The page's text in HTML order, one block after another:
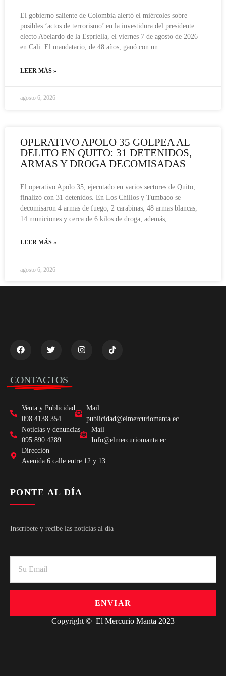
El gobierno saliente de Colombia alertó el miércoles sobre
posibles ‘actos de terrorismo’ en la investidura del presidente
electo Abelardo de la Espriella, el viernes 7 de agosto de 2026
en Cali. El mandatario, de 48 años, ganó con un
LEER MÁS »
agosto 6, 2026
OPERATIVO APOLO 35 GOLPEA AL
DELITO EN QUITO: 31 DETENIDOS,
ARMAS Y DROGA DECOMISADAS
El operativo Apolo 35, ejecutado en varios sectores de Quito,
finalizó con 31 detenidos. En Los Chillos y Tumbaco se
decomisaron 4 armas de fuego, 2 carabinas, 48 armas blancas,
14 municiones y cerca de 6 kilos de droga; además,
LEER MÁS »
agosto 6, 2026
CONTACTOS
Venta y Publicidad
098 4138 354
Mail
publicidad@elmercuriomanta.ec
Noticias y denuncias
095 890 4289
Mail
Info@elmercuriomanta.ec
Dirección
Avenida 6 calle entre 12 y 13
PONTE AL DÍA
Inscríbete y recibe las noticias al día
ENVIAR
Copyright © El Mercurio Manta 2023